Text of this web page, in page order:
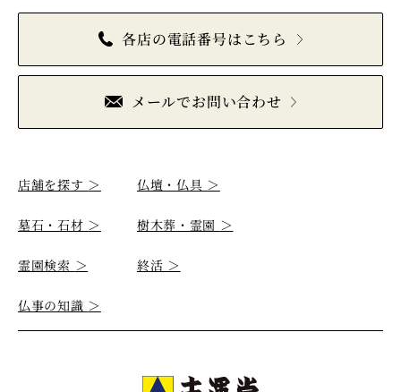
各店の電話番号はこちら
メールでお問い合わせ
店舗を探す ＞ 仏壇・仏具 ＞
墓石・石材 ＞ 樹木葬・霊園 ＞
霊園検索 ＞ 終活 ＞
仏事の知識 ＞